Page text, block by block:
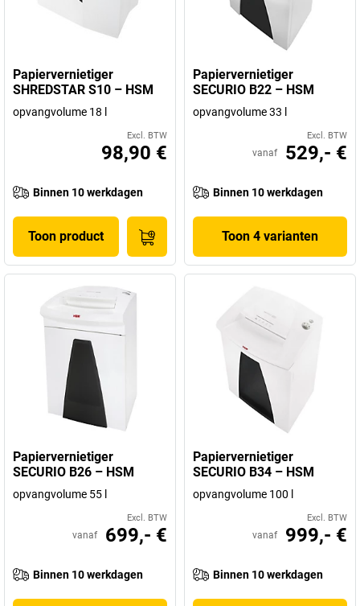
Papiervernietiger
SHREDSTAR S10 – HSM
opvangvolume 18 l
Excl. BTW
98,90 €
Binnen 10 werkdagen
Toon product
Papiervernietiger
SECURIO B22 – HSM
opvangvolume 33 l
Excl. BTW
vanaf 529,- €
Binnen 10 werkdagen
Toon 4 varianten
Papiervernietiger
SECURIO B26 – HSM
opvangvolume 55 l
Excl. BTW
vanaf 699,- €
Binnen 10 werkdagen
Papiervernietiger
SECURIO B34 – HSM
opvangvolume 100 l
Excl. BTW
vanaf 999,- €
Binnen 10 werkdagen